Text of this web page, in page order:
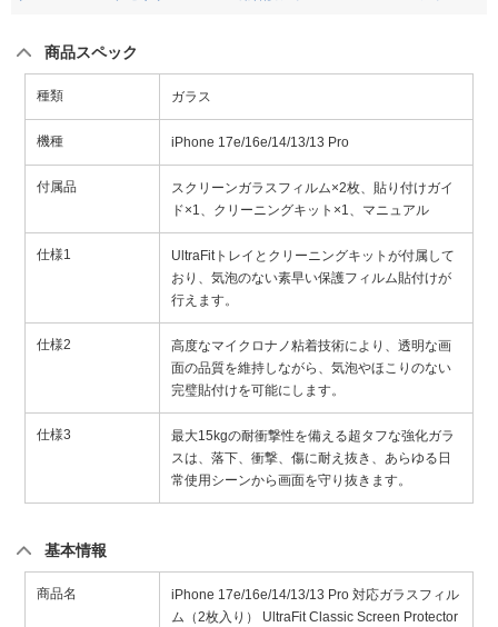
商品スペック
種類 ガラス
機種 iPhone 17e/16e/14/13/13 Pro
付属品
スクリーンガラスフィルム×2枚、貼り付けガイ
ド×1、クリーニングキット×1、マニュアル
仕様1
UltraFitトレイとクリーニングキットが付属して
おり、気泡のない素早い保護フィルム貼付けが
行えます。
仕様2
高度なマイクロナノ粘着技術により、透明な画
面の品質を維持しながら、気泡やほこりのない
完璧貼付けを可能にします。
仕様3
最大15kgの耐衝撃性を備える超タフな強化ガラ
スは、落下、衝撃、傷に耐え抜き、あらゆる日
常使用シーンから画面を守り抜きます。
基本情報
商品名
iPhone 17e/16e/14/13/13 Pro 対応ガラスフィル
ム（2枚入り） UltraFit Classic Screen Protector